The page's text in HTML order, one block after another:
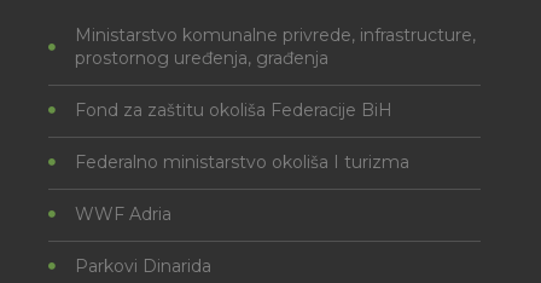
Ministarstvo komunalne privrede, infrastructure,
prostornog uređenja, građenja
Fond za zaštitu okoliša Federacije BiH
Federalno ministarstvo okoliša I turizma
WWF Adria
Parkovi Dinarida